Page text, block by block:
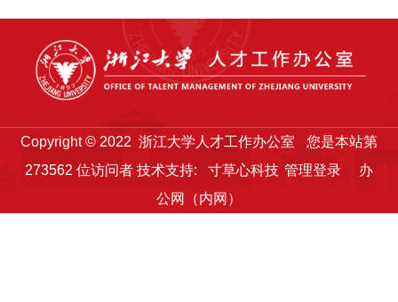
Copyright © 2022 浙江大学人才工作办公室
您是本站第
273562 位访问者 技术支持: 寸草心科技 管理登录
办
公网（内网）